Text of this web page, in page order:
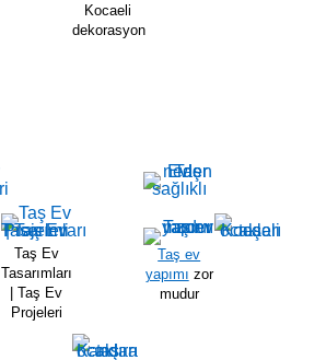
Kocaeli
dekorasyon
Taş Ev
Tasarımları
| Taş Ev
Projeleri
Taş ev
yapımı zor
mudur